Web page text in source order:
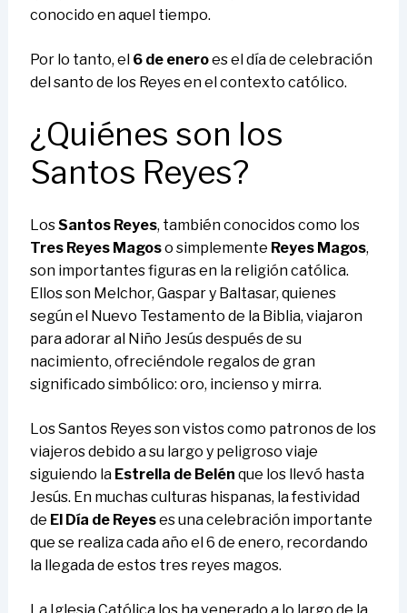
conocido en aquel tiempo.
Por lo tanto, el 6 de eneroes el día de celebración
del santo de los Reyes en el contexto católico.
¿Quiénes son los
Santos Reyes?
LosSantos Reyes, también conocidos como los
Tres Reyes Magoso simplemente Reyes Magos,
son importantes figuras en la religión católica.
Ellos son Melchor, Gaspar y Baltasar, quienes
según el Nuevo Testamento de la Biblia, viajaron
para adorar al Niño Jesús después de su
nacimiento, ofreciéndole regalos de gran
significado simbólico: oro, incienso y mirra.
Los Santos Reyes son vistos como patronos de los
viajeros debido a su largo y peligroso viaje
siguiendo la Estrella de Belén que los llevó hasta
Jesús. En muchas culturas hispanas, la festividad
de El Día de Reyeses una celebración importante
que se realiza cada año el 6 de enero, recordando
la llegada de estos tres reyes magos.